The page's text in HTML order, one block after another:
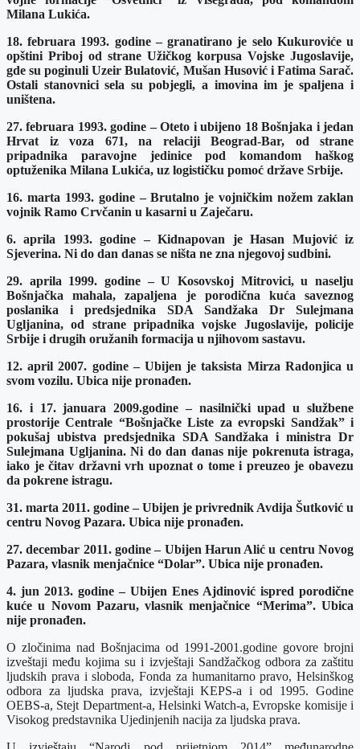
Milana Lukića.
18. februara 1993. godine – granatirano je selo Kukuroviće u
opštini Priboj od strane Užičkog korpusa Vojske Jugoslavije,
gde su poginuli Uzeir Bulatović, Mušan Husović i Fatima Sarač.
Ostali stanovnici sela su pobjegli, a imovina im je spaljena i
uništena.
27. februara 1993. godine – Oteto i ubijeno 18 Bošnjaka i jedan
Hrvat iz voza 671, na relaciji Beograd-Bar, od strane
pripadnika paravojne jedinice pod komandom haškog
optuženika Milana Lukića, uz logističku pomoć države Srbije.
16. marta 1993. godine – Brutalno je vojničkim nožem zaklan
vojnik Ramo Crvčanin u kasarni u Zaječaru.
6. aprila 1993. godine – Kidnapovan je Hasan Mujović iz
Sjeverina. Ni do dan danas se ništa ne zna njegovoj sudbini.
29. aprila 1999. godine – U Kosovskoj Mitrovici, u naselju
Bošnjačka mahala, zapaljena je porodična kuća saveznog
poslanika i predsjednika SDA Sandžaka Dr Sulejmana
Ugljanina, od strane pripadnika vojske Jugoslavije, policije
Srbije i drugih oružanih formacija u njihovom sastavu.
12. april 2007. godine – Ubijen je taksista Mirza Radonjica u
svom vozilu. Ubica nije pronađen.
16. i 17. januara 2009.godine – nasilnički upad u službene
prostorije Centrale “Bošnjačke Liste za evropski Sandžak” i
pokušaj ubistva predsjednika SDA Sandžaka i ministra Dr
Sulejmana Ugljanina. Ni do dan danas nije pokrenuta istraga,
iako je čitav državni vrh upoznat o tome i preuzeo je obavezu
da pokrene istragu.
31. marta 2011. godine – Ubijen je privrednik Avdija Šutković u
centru Novog Pazara. Ubica nije pronađen.
27. decembar 2011. godine – Ubijen Harun Alić u centru Novog
Pazara, vlasnik menjačnice “Dolar”. Ubica nije pronađen.
4. jun 2013. godine – Ubijen Enes Ajdinović ispred porodične
kuće u Novom Pazaru, vlasnik menjačnice “Merima”. Ubica
nije pronađen.
O zločinima nad Bošnjacima od 1991-2001.godine govore brojni
izveštaji među kojima su i izvještaji Sandžačkog odbora za zaštitu
ljudskih prava i sloboda, Fonda za humanitarno pravo, Helsinškog
odbora za ljudska prava, izvještaji KEPS-a i od 1995. Godine
OEBS-a, Stejt Department-a, Helsinki Watch-a, Evropske komisije i
Visokog predstavnika Ujedinjenih nacija za ljudska prava.